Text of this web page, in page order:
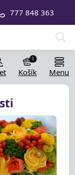
777 848 363
Košík
0
Menu